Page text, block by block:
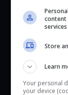
content
Store
Learn
Your personal
your device